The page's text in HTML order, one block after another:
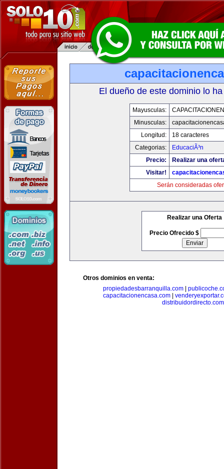
El dueño de este dominio lo
Mayusculas:
Minusculas:
Longitud:
18 caracteres
Categorias:
EducaciÃ³n
Precio:
Realizar una
Visitar!
Serán consideradas
Realizar una Oferta
Precio Ofrecido $
Otros dominios en venta:
propiedadesbarranquilla.com
capacitacionencasa.com|
distribuidordirecto.com